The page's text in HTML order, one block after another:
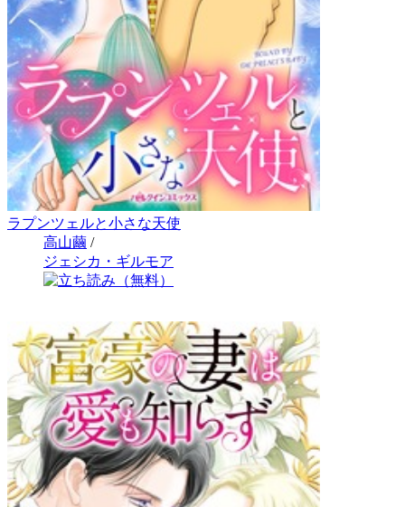
ラプンツェルと小さな天使
高山繭 /
ジェシカ・ギルモア